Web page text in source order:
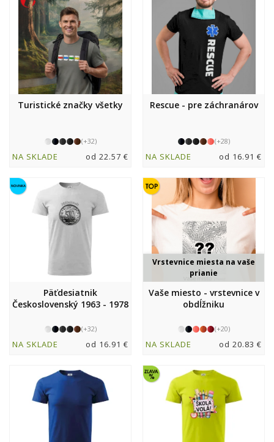
Turistické značky všetky
(+32)
NA SKLADE od 22.57 €
Rescue - pre záchranárov
(+28)
NA SKLADE od 16.91 €
Päťdesiatnik
Československý 1963 - 1978
(+32)
NA SKLADE od 16.91 €
Vrstevnice miesta na vaše
prianie
Vaše miesto - vrstevnice v
obdĺžniku
(+20)
NA SKLADE od 20.83 €